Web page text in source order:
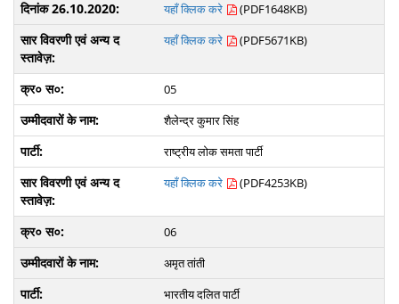
यहाँ क्लिक करे
(PDF1648KB)
यहाँ क्लिक करे
(PDF5671KB)
05
शैलेन्द्र कुमार सिंह
राष्ट्रीय लोक समता पार्टी
यहाँ क्लिक करे
(PDF4253KB)
06
अमृत तांती
भारतीय दलित पार्टी